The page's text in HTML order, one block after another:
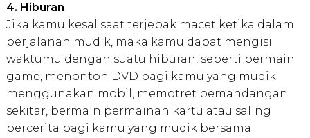
4. Hiburan
Jika kamu kesal saat terjebak macet ketika dalam
perjalanan mudik, maka kamu dapat mengisi
waktumu dengan suatu hiburan, seperti bermain
game, menonton DVD bagi kamu yang mudik
menggunakan mobil, memotret pemandangan
sekitar, bermain permainan kartu atau saling
bercerita bagi kamu yang mudik bersama